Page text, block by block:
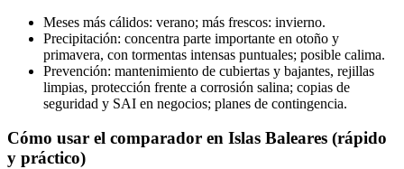
Meses más cálidos: verano; más frescos: invierno.
Precipitación: concentra parte importante en otoño y
primavera, con tormentas intensas puntuales; posible calima.
Prevención: mantenimiento de cubiertas y bajantes, rejillas
limpias, protección frente a corrosión salina; copias de
seguridad y SAI en negocios; planes de contingencia.
Cómo usar el comparador en Islas Baleares (rápido
y práctico)